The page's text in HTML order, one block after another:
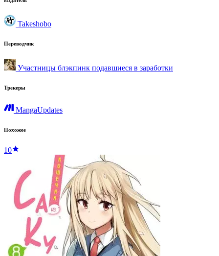
Takeshobo
Переводчик
Участницы блэкпинк подавшиеся в заработки
Трекеры
MangaUpdates
Похожее
10